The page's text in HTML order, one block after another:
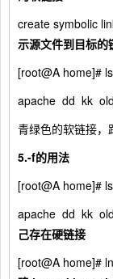
create symbolic
示源文件到目标的
[root@A home]# ls
apache dd kk
青绿色的软链接，
5.-f的用法
[root@A home]# ls
apache dd kk
己存在硬链接
[root@A home]#